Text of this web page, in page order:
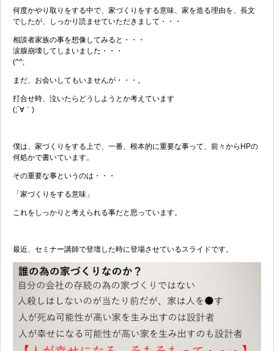
何度かやり取りをする中で、家づくりをする意味、家を造る理由を、長文
でしたが、しっかり読ませていただきまして・・・
相談者家族の事を想像してみると・・・
涙腺崩壊してしまいました・・・
(^^;
まだ、お会いしてもいませんが・・・。
打合せ時、泣いたらどうしようとか考えています
(;´∀｀)
僕は、家づくりをする上で、一番、根本的に重要な事って、前々からHPの
何処かで書いています。
その重要な事というのは・・・
「家づくりをする意味」
これをしっかりと考えられる事だと思っています。
最近、セミナー講師で登壇した時に登場させているスライドです。